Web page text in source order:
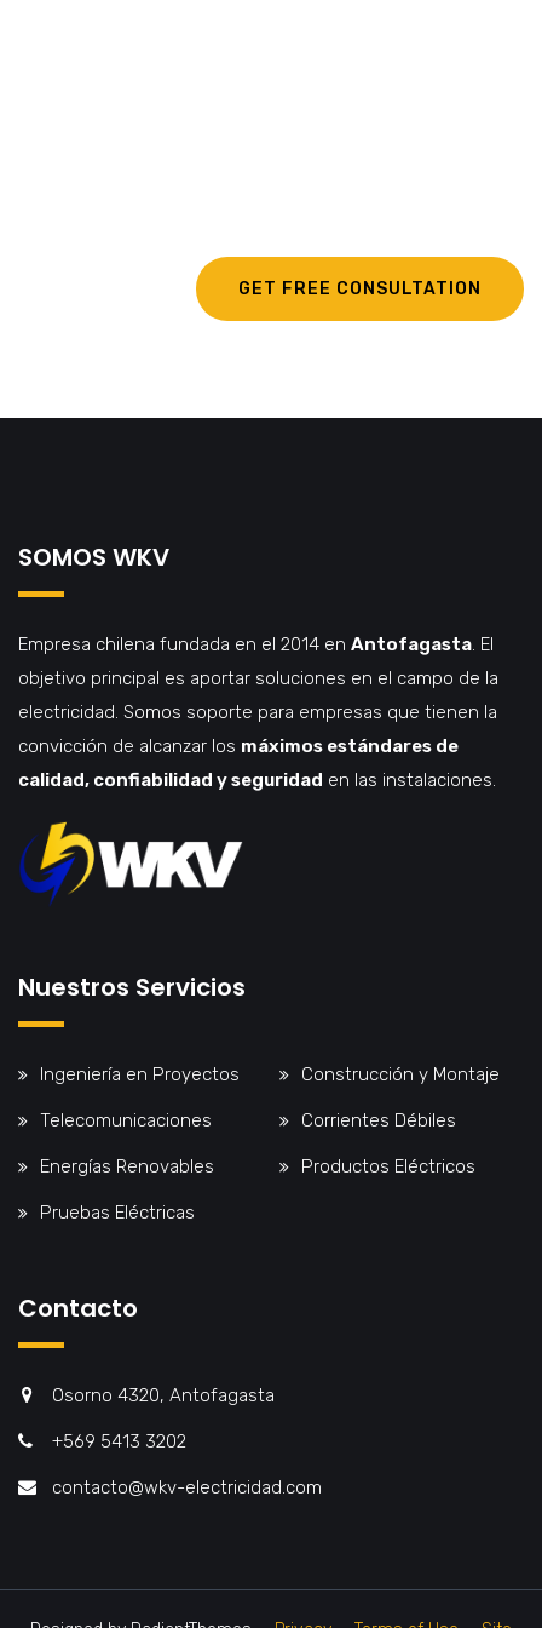
GET FREE CONSULTATION
SOMOS WKV
Empresa chilena fundada en el 2014 en Antofagasta. El
objetivo principal es aportar soluciones en el campo de la
electricidad. Somos soporte para empresas que tienen la
convicción de alcanzar los máximos estándares de
calidad, confiabilidad y seguridad en las instalaciones.
Nuestros Servicios
Ingeniería en Proyectos Construcción y Montaje
Telecomunicaciones Corrientes Débiles
Energías Renovables Productos Eléctricos
Pruebas Eléctricas
Contacto
Osorno 4320, Antofagasta
+569 5413 3202
contacto@wkv-electricidad.com